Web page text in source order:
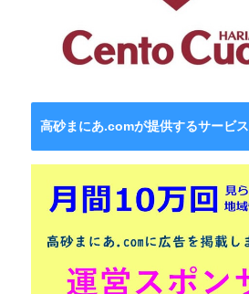
高砂まにあ.comが提供するサービス